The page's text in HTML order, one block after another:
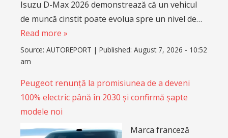
Isuzu D-Max 2026 demonstrează că un vehicul
de muncă cinstit poate evolua spre un nivel de…
Read more »
Source: AUTOREPORT | Published: August 7, 2026 - 10:52
am
Peugeot renunță la promisiunea de a deveni
100% electric până în 2030 și confirmă șapte
modele noi
Marca franceză